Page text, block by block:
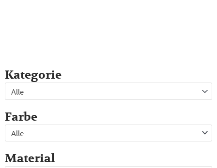
Kategorie
Alle
Farbe
Alle
Material